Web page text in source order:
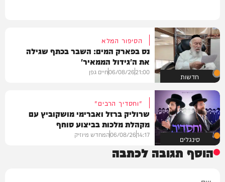
חדשות
הסיפור המלא
נס בפארק המים: השבר בכתף שגילה
את ה'גידול הממאיר'
21:00
06/08/26חיים גפן
סינגלים
"וחסדיך הרבים"
שרוליק ברזל ואברימי מושקוביץ עם
מקהלת מלכות בביצוע סוחף
14:17
06/08/26המחדש מיוזיק
הוסף תגובה לכתבה